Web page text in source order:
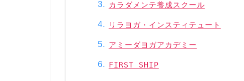
カラダメンテ養成スクール
リラヨガ・インスティテュート
アミーダヨガアカデミー
FIRST SHIP